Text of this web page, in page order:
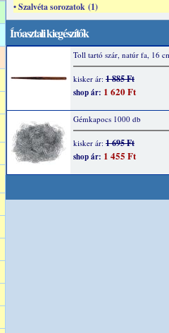
• Szalvéta sorozatok (1)
Íróasztali kiegészítők
Toll tartó szár, natúr fa, 16
kisker ár: 1 885 Ft
shop ár: 1 620 Ft
Gémkapocs 1000 db
kisker ár: 1 695 Ft
shop ár: 1 455 Ft